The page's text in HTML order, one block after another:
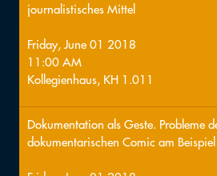
journalistisches Mittel
Friday, June 01 2018
11:00 AM
Kollegienhaus, KH 1.011
Dokumentation als Geste. Probleme
dokumentarischen Comic am